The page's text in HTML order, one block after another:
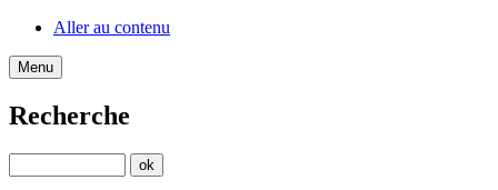
Aller au contenu
Menu
Recherche